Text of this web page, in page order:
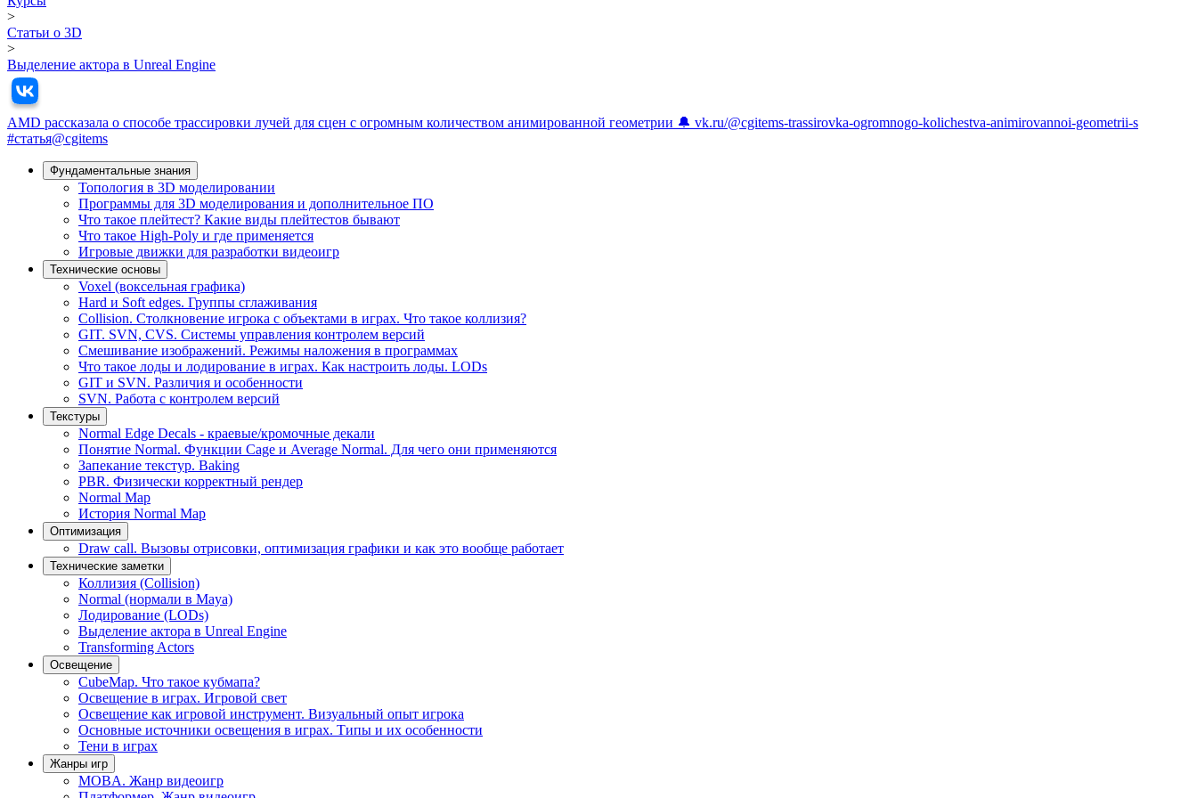
>
Статьи о 3D
>
Выделение актора в Unreal Engine
AMD рассказала о способе трассировки лучей для сцен с огромным количеством анимированной геометрии 🔔 vk.ru/@cgitems-trassirovka-ogromnogo-kolichestva-animirovannoi-geometrii-s
#статья@cgitems
Фундамeнтальные знания
Топология в 3D моделировании
Программы для 3D моделирования и дополнительное ПО
Что такое плейтест? Какие виды плейтестов бывают
Что такое High-Poly и где применяется
Игровые движки для разработки видеоигр
Технические основы
Voxel (воксельная графика)
Hard и Soft edges. Группы сглаживания
Collision. Столкновение игрока с объектами в играх. Что такое коллизия?
GIT. SVN, CVS. Системы управления контролем версий
Смешивание изображений. Режимы наложения в программах
Что такое лоды и лодирование в играх. Как настроить лоды. LODs
GIT и SVN. Различия и особенности
SVN. Работа с контролем версий
Текстуры
Normal Edge Decals - краевые/кромочные декали
Понятие Normal. Функции Cage и Average Normal. Для чего они применяются
Запекание текстур. Baking
PBR. Физически корректный рендер
Normal Map
История Normal Map
Оптимизация
Draw call. Вызовы отрисовки, оптимизация графики и как это вообще работает
Технические заметки
Коллизия (Collision)
Normal (нормали в Maya)
Лодирование (LODs)
Выделение актора в Unreal Engine
Transforming Actors
Освещение
CubeMap. Что такое кубмапа?
Освещение в играх. Игровой свет
Освещение как игровой инструмент. Визуальный опыт игрока
Основные источники освещения в играх. Типы и их особенности
Тени в играх
Жанры игр
MOBA. Жанр видеоигр